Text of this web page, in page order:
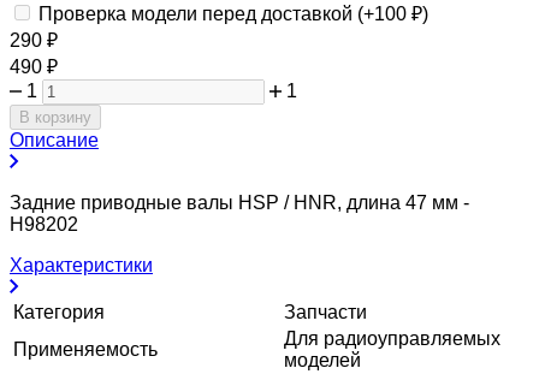
Проверка модели перед доставкой (+100 ₽)
290 ₽
490 ₽
1
1
В корзину
Описание
Задние приводные валы HSP / HNR, длина 47 мм -
H98202
Характеристики
Категория
Запчасти
Применяемость
Для радиоуправляемых
моделей